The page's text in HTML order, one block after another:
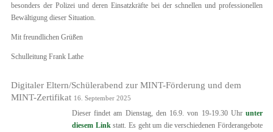
besonders der Polizei und deren Einsatzkräfte bei der schnellen und professionellen
Bewältigung dieser Situation.
Mit freundlichen Grüßen
Schulleitung Frank Lathe
Digitaler Eltern/Schülerabend zur MINT-Förderung und dem
MINT-Zertifikat 16. September 2025
Dieser findet am Dienstag, den 16.9. von 19-19.30 Uhr unter
diesem Link statt. Es geht um die verschiedenen Förderangebote